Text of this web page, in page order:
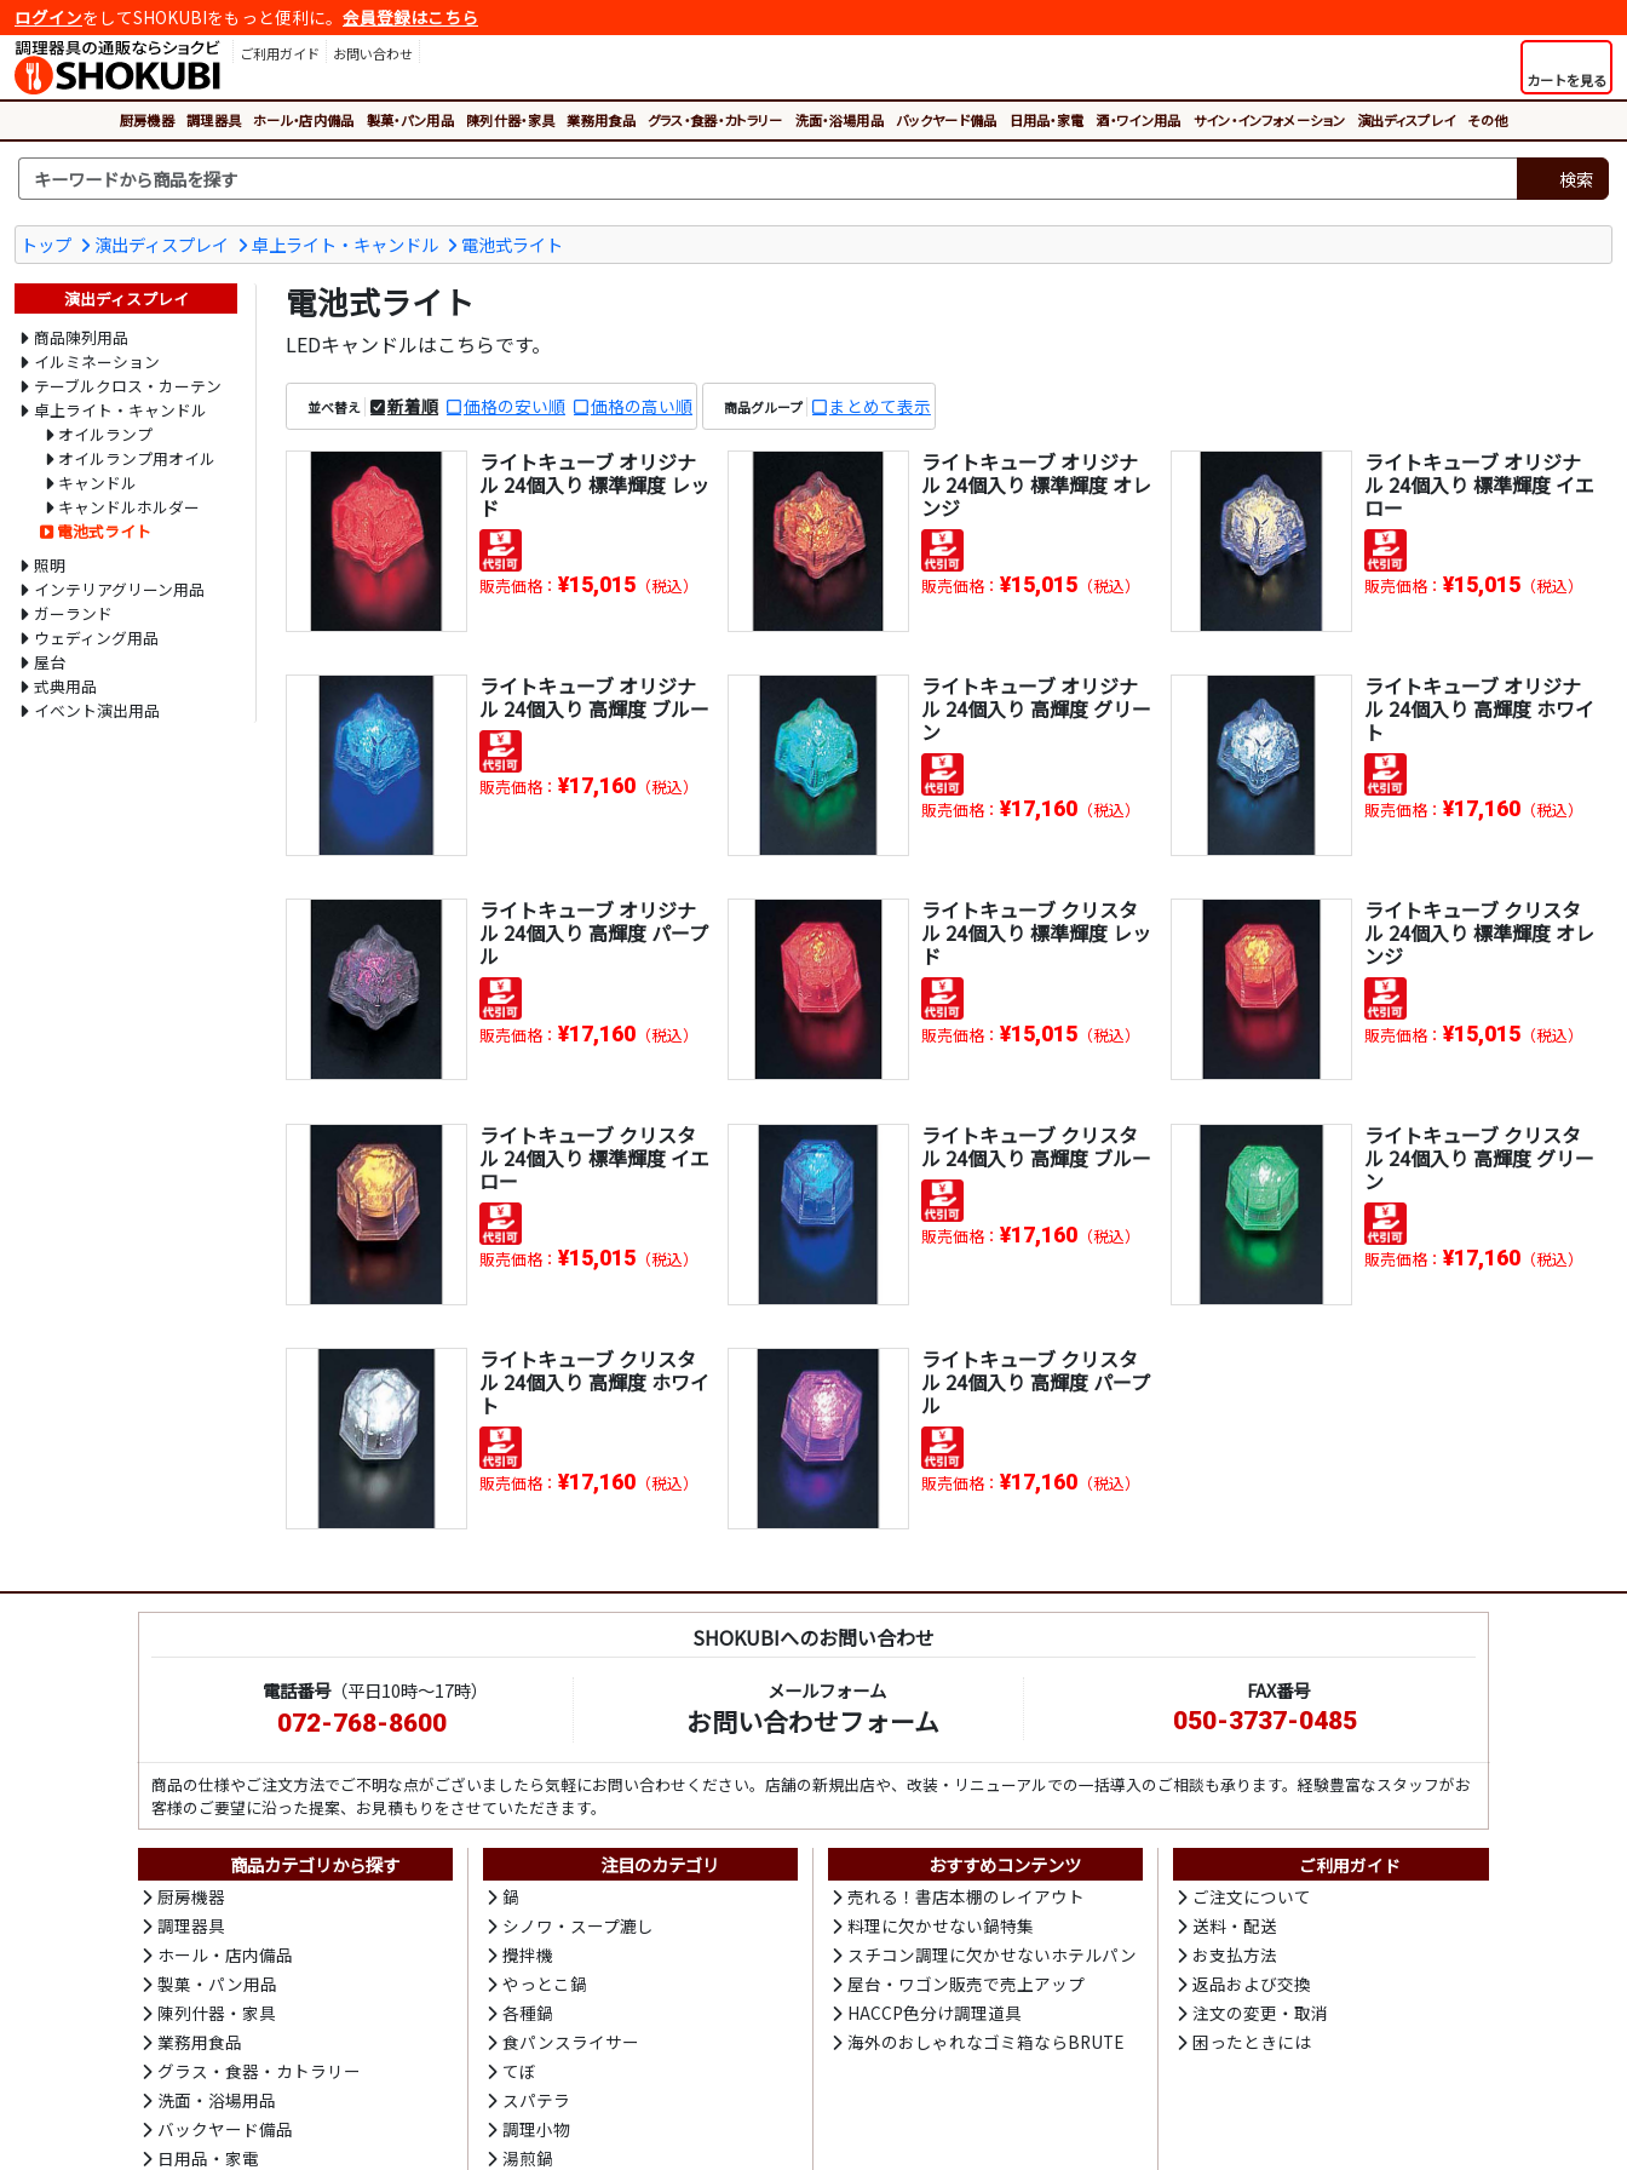
ログインをしてSHOKUBIをもっと便利に。 会員登録はこちら
ご利用ガイド
お問い合わせ
カートを見る
厨房機器 調理器具 ホール・店内備品 製菓・パン用品 陳列什器・家具 業務用食品 グラス・食器・カトラリー 洗面・浴場用品 バックヤード備品 日用品・家電 酒・ワイン用品 サイン・インフォメーション 演出ディスプレイ その他
検索
トップ 演出ディスプレイ 卓上ライト・キャンドル 電池式ライト
電池式ライト
LEDキャンドルはこちらです。
並べ替え 新着順 価格の安い順 価格の高い順 商品グループ まとめて表示
ライトキューブ オリジナ
ル 24個入り 標準輝度 レッ
ド
販売価格： ¥15,015 （税込）
ライトキューブ オリジナ
ル 24個入り 標準輝度 オレ
ンジ
販売価格：¥15,015 （税込）
ライトキューブ オリジナ
ル 24個入り 標準輝度 イエ
ロー
販売価格： ¥15,015（税込）
ライトキューブ オリジナ
ル 24個入り 高輝度 ブルー
販売価格： ¥17,160 （税込）
ライトキューブ オリジナ
ル 24個入り 高輝度 グリー
ン
販売価格：¥17,160 （税込）
ライトキューブ オリジナ
ル 24個入り 高輝度 ホワイ
ト
販売価格： ¥17,160（税込）
ライトキューブ オリジナ
ル 24個入り 高輝度 パープ
ル
販売価格： ¥17,160 （税込）
ライトキューブ クリスタ
ル 24個入り 標準輝度 レッ
ド
販売価格：¥15,015 （税込）
ライトキューブ クリスタ
ル 24個入り 標準輝度 オレ
ンジ
販売価格： ¥15,015（税込）
ライトキューブ クリスタ
ル 24個入り 標準輝度 イエ
ロー
販売価格： ¥15,015 （税込）
ライトキューブ クリスタ
ル 24個入り 高輝度 ブルー
販売価格：¥17,160 （税込）
ライトキューブ クリスタ
ル 24個入り 高輝度 グリー
ン
販売価格： ¥17,160（税込）
ライトキューブ クリスタ
ル 24個入り 高輝度 ホワイ
ト
販売価格： ¥17,160 （税込）
ライトキューブ クリスタ
ル 24個入り 高輝度 パープ
ル
販売価格：¥17,160 （税込）
演出ディスプレイ
商品陳列用品
イルミネーション
テーブルクロス・カーテン
卓上ライト・キャンドル
オイルランプ
オイルランプ用オイル
キャンドル
キャンドルホルダー
電池式ライト
照明
インテリアグリーン用品
ガーランド
ウェディング用品
屋台
式典用品
イベント演出用品
SHOKUBIへのお問い合わせ
電話番号（平日10時～17時）
072-768-8600
メールフォーム
お問い合わせフォーム
FAX番号
050-3737-0485
商品の仕様やご注文方法でご不明な点がございましたら気軽にお問い合わせください。店舗の新規出店や、改装・リニューアルでの一括導入のご相談も承ります。経験豊富なスタッフがお
客様のご要望に沿った提案、お見積もりをさせていただきます。
商品カテゴリから探す
厨房機器
調理器具
ホール・店内備品
製菓・パン用品
陳列什器・家具
業務用食品
グラス・食器・カトラリー
洗面・浴場用品
バックヤード備品
日用品・家電
注目のカテゴリ
鍋
シノワ・スープ漉し
攪拌機
やっとこ鍋
各種鍋
食パンスライサー
てぼ
スパテラ
調理小物
湯煎鍋
おすすめコンテンツ
売れる！書店本棚のレイアウト
料理に欠かせない鍋特集
スチコン調理に欠かせないホテルパン
屋台・ワゴン販売で売上アップ
HACCP色分け調理道具
海外のおしゃれなゴミ箱ならBRUTE
ご利用ガイド
ご注文について
送料・配送
お支払方法
返品および交換
注文の変更・取消
困ったときには